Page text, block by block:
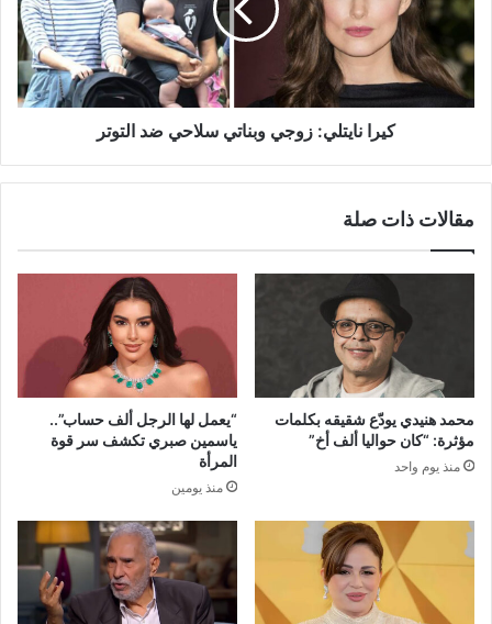
سلاحي
التوتر
كيرا نايتلي: زوجي وبناتي سلاحي ضد التوتر
مقالات ذات صلة
محمد هنيدي يودّع شقيقه بكلمات
مؤثرة: “كان حواليا ألف أخ”
منذ يوم واحد
“يعمل لها الرجل ألف حساب”..
ياسمين صبري تكشف سر قوة
المرأة
منذ يومين